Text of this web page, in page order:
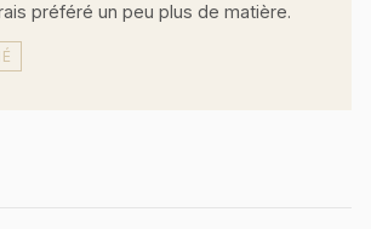
préféré un peu plus de matière.